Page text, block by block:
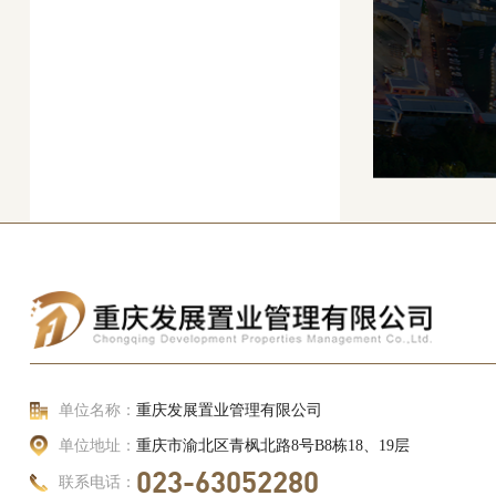
单位名称： 重庆发展置业管理有限公司
单位地址： 重庆市渝北区青枫北路8号B8栋18、19层
联系电话： 023-63052280